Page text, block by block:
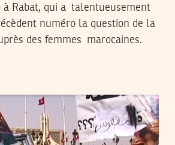
à Rabat, qui a talentueusement
numéro la question de la
des femmes marocaines.